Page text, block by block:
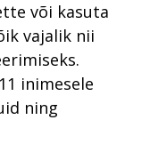
või kasuta
vajalik nii
inimesele
ning